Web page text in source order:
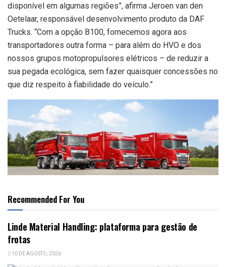
disponível em algumas regiões”, afirma Jeroen van den
Oetelaar, responsável desenvolvimento produto da DAF
Trucks. “Com a opção B100, fornecemos agora aos
transportadores outra forma – para além do HVO e dos
nossos grupos motopropulsores elétricos – de reduzir a
sua pegada ecológica, sem fazer quaisquer concessões no
que diz respeito à fiabilidade do veículo.”
Recommended For You
Linde Material Handling: plataforma para gestão de
frotas
10 DE AGOSTO, 2026